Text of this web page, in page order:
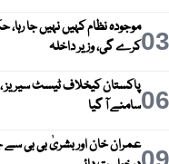
03موجودہ نظام کہیں نہیں جا
کرے گی، وزیر داخلہ
06سامنے آ گیا
عمران خان اور بشریٰ بی بی